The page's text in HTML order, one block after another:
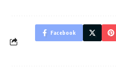
Facebook